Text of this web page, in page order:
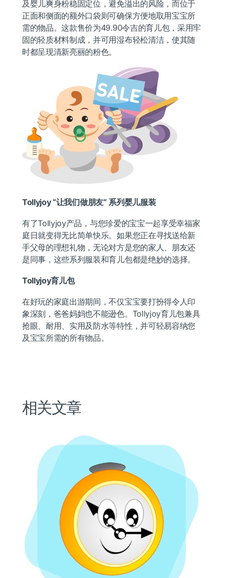
及婴儿爽身粉稳固定位，避免溢出的风险，而位于
正面和侧面的额外口袋则可确保方便地取用宝宝所
需的物品。这款售价为49.90令吉的育儿包，采用牢
固的轻质材料制成，并可用湿布轻松清洁，使其随
时都呈现清新亮丽的粉色。
Tollyjoy “让我们做朋友” 系列婴儿服装
有了Tollyjoy产品，与您珍爱的宝宝一起享受幸福家
庭日就变得无比简单快乐。如果您正在寻找送给新
手父母的理想礼物，无论对方是您的家人、朋友还
是同事，这些系列服装和育儿包都是绝妙的选择。
Tollyjoy育儿包
在好玩的家庭出游期间，不仅宝宝要打扮得令人印
象深刻，爸爸妈妈也不能逊色。Tollyjoy育儿包兼具
抢眼、耐用、实用及防水等特性，并可轻易容纳您
及宝宝所需的所有物品。
相关文章